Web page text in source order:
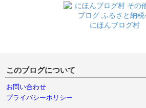
にほんブログ村
このブログについて
お問い合わせ
プライバシーポリシー